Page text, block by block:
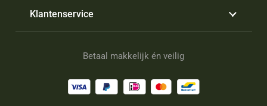
Klantenservice
Betaal makkelijk én veilig